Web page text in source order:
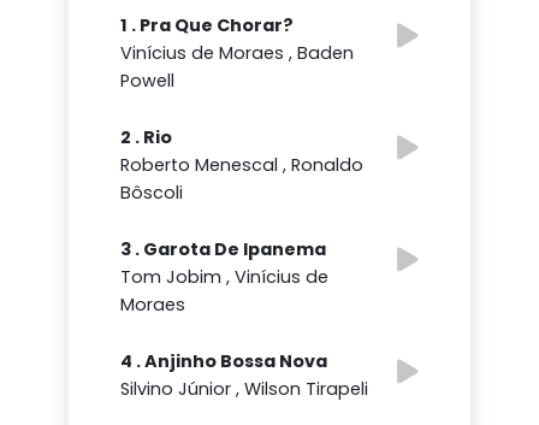
1 . Pra Que Chorar?
Vinícius de Moraes , Baden
Powell
2 . Rio
Roberto Menescal , Ronaldo
Bôscoli
3 . Garota De Ipanema
Tom Jobim , Vinícius de
Moraes
4 . Anjinho Bossa Nova
Silvino Júnior , Wilson Tirapeli